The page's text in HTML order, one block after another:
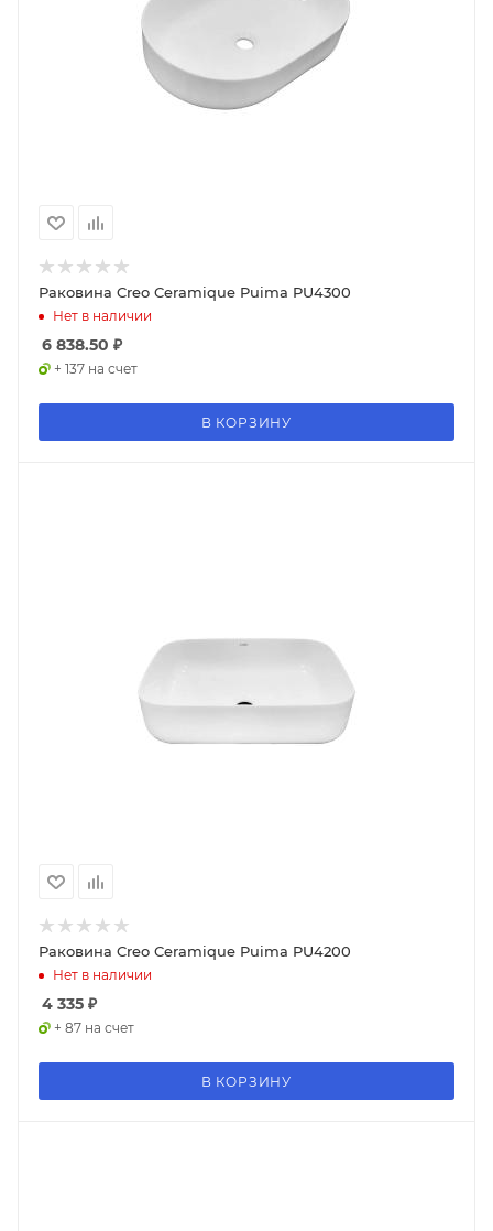
Раковина Creo Ceramique Puima PU4300
Нет в наличии
6 838.50 ₽
+ 137 на счет
В КОРЗИНУ
Раковина Creo Ceramique Puima PU4200
Нет в наличии
4 335 ₽
+ 87 на счет
В КОРЗИНУ